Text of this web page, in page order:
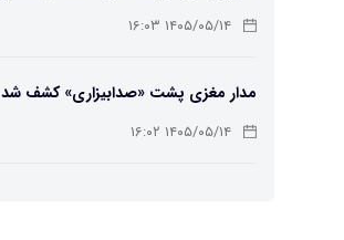
۱۴۰۵/۰۵/۱۴ ۱۶:۰۳
مدار مغزی پشت «صدابیزاری» کشف شد
۱۴۰۵/۰۵/۱۴ ۱۶:۰۲